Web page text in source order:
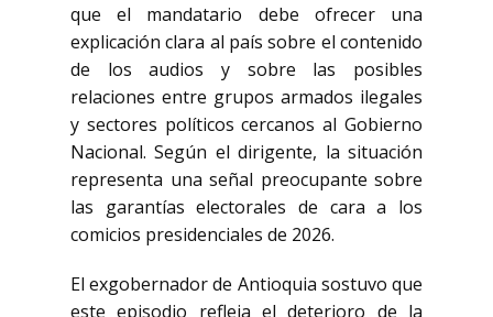
que el mandatario debe ofrecer una
explicación clara al país sobre el contenido
de los audios y sobre las posibles
relaciones entre grupos armados ilegales
y sectores políticos cercanos al Gobierno
Nacional. Según el dirigente, la situación
representa una señal preocupante sobre
las garantías electorales de cara a los
comicios presidenciales de 2026.
El exgobernador de Antioquia sostuvo que
este episodio refleja el deterioro de la